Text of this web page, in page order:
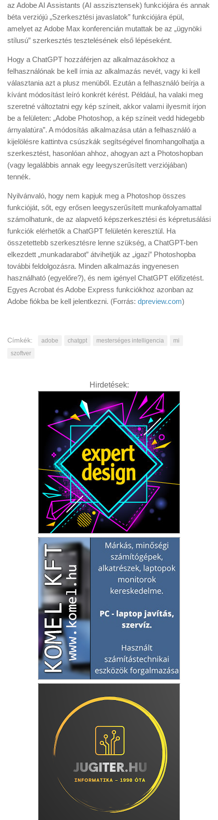
az Adobe AI Assistants (AI asszisztensek) funkciójára és annak
béta verziójú „Szerkesztési javaslatok” funkciójára épül,
amelyet az Adobe Max konferencián mutattak be az „ügynöki
stílusú” szerkesztés tesztelésének első lépéseként.
Hogy a ChatGPT hozzáférjen az alkalmazásokhoz a
felhasználónak be kell írnia az alkalmazás nevét, vagy ki kell
választania azt a plusz menüből. Ezután a felhasználó beírja a
kívánt módosítást leíró konkrét kérést. Például, ha valaki meg
szeretné változtatni egy kép színeit, akkor valami ilyesmit írjon
be a felületen: „Adobe Photoshop, a kép színeit vedd hidegebb
árnyalatúra”. A módosítás alkalmazása után a felhasználó a
kijelölésre kattintva csúszkák segítségével finomhangolhatja a
szerkesztést, hasonlóan ahhoz, ahogyan azt a Photoshopban
(vagy legalábbis annak egy leegyszerűsített verziójában)
tennék.
Nyilvánvaló, hogy nem kapjuk meg a Photoshop összes
funkcióját, sőt, egy erősen leegyszerűsített munkafolyamattal
számolhatunk, de az alapvető képszerkesztési és képretusálási
funkciók elérhetők a ChatGPT felületén keresztül. Ha
összetettebb szerkesztésre lenne szükség, a ChatGPT-ben
elkezdett „munkadarabot” átvihetjük az „igazi” Photoshopba
további feldolgozásra. Minden alkalmazás ingyenesen
használható (egyelőre?), és nem igényel ChatGPT előfizetést.
Egyes Acrobat és Adobe Express funkciókhoz azonban az
Adobe fiókba be kell jelentkezni. (Forrás: dpreview.com)
Címkék: adobe chatgpt mesterséges intelligencia
mi
szoftver
Hirdetések: